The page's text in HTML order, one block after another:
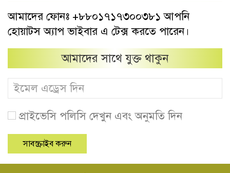
আমাদের ফোনঃ +৮৮০১৭১৭৩০০৩৮১ আপনি
হোয়াটস অ্যাপ ভাইবার এ টেক্স করতে পারেন।
আমাদের সাথে যুক্ত থাকুন
প্রাইভেসি পলিসি দেখুন এবং অনুমতি দিন